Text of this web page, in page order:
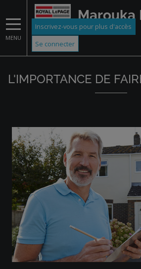
MENU
Marouka
Inscrivez-vous pour plus d'accès
Se connecter
L'IMPORTANCE DE